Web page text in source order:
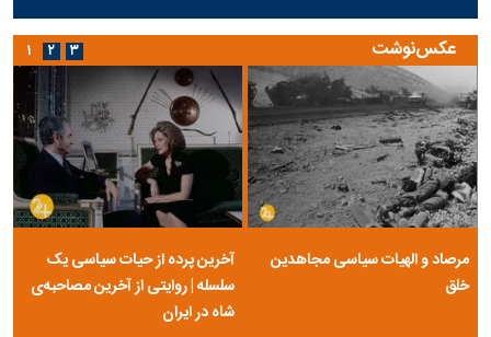
عکس‌نوشت
مرصاد و الهیات سیاسی مجاهدین
خلق
آخرین پرده از حیات سیاسی یک
سلسله | روایتی از آخرین مصاحبه‌ی
شاه در ایران
۱ ۲ ۳